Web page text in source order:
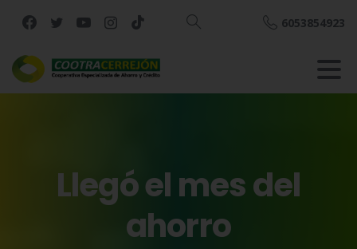
Buscar
6053854923
Llegóelmesdel
ahorro